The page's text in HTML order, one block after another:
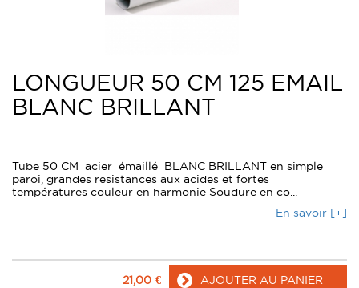
LONGUEUR 50 CM 125 EMAIL
BLANC BRILLANT
Tube 50 CM acier émaillé BLANC BRILLANT en simple
paroi, grandes resistances aux acides et fortes
températures couleur en harmonie Soudure en co...
En savoir [+]
21,00 € AJOUTER AU PANIER